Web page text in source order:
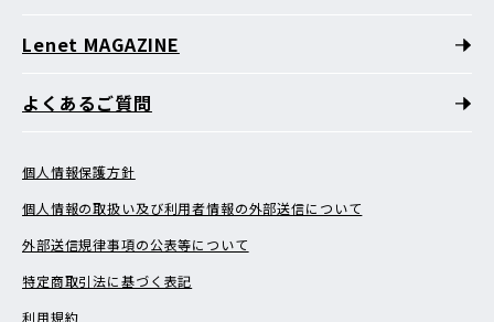
Lenet MAGAZINE
よくあるご質問
個人情報保護方針
個人情報の取扱い及び利用者情報の外部送信について
外部送信規律事項の公表等について
特定商取引法に基づく表記
利用規約